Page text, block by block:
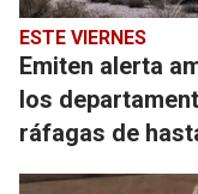
ESTE VIERNES
Emiten alerta
los
ráfagas de